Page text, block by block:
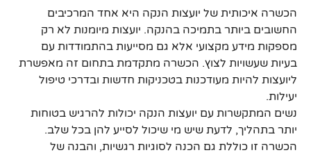
הכשרה איכותית של יועצות הנקה היא אחד המרכיבים
החשובים ביותר בתמיכה בהנקה. יועצות מיומנות לא רק
מספקות מידע מקצועי אלא גם מסייעות בהתמודדות עם
בעיות שעשויות לצוץ. הכשרה מתקדמת בתחום זה מאפשרת
ליועצות להיות מעודכנות בטכניקות חדשות ובדרכי טיפול
יעילות.
נשים המתקשרות עם יועצות הנקה יכולות להרגיש בטוחות
יותר בתהליך, לדעת שיש מי שיכול לסייע להן בכל שלב.
הכשרה זו כוללת גם הכנה לסוגיות רגשיות, והבנה של